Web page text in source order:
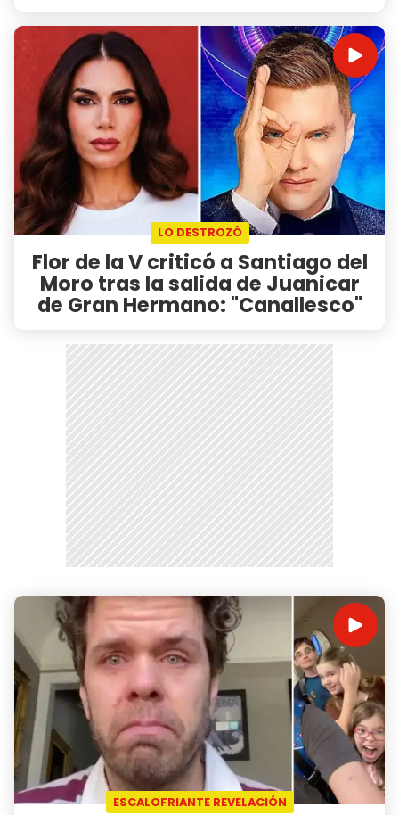
LO DESTROZÓ
Flor de la V criticó a Santiago del
Moro tras la salida de Juanicar
de Gran Hermano: "Canallesco"
ESCALOFRIANTE REVELACIÓN